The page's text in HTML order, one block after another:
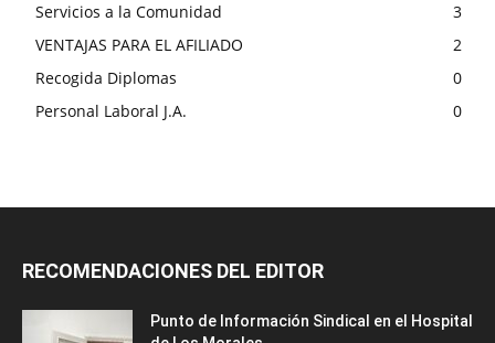
Servicios a la Comunidad
3
VENTAJAS PARA EL AFILIADO
2
Recogida Diplomas
0
Personal Laboral J.A.
0
RECOMENDACIONES DEL EDITOR
Punto de Información Sindical en el Hospital